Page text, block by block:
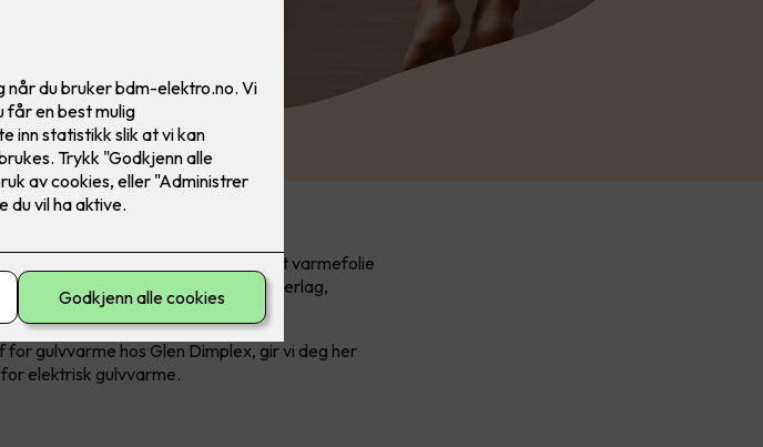
av elektrisk gulvvarme, men spesielt varmefolie
eller det andre avhenger av underlag,
på rommet.
gulvvarme hos Glen Dimplex, gir vi deg her
elektrisk gulvvarme.